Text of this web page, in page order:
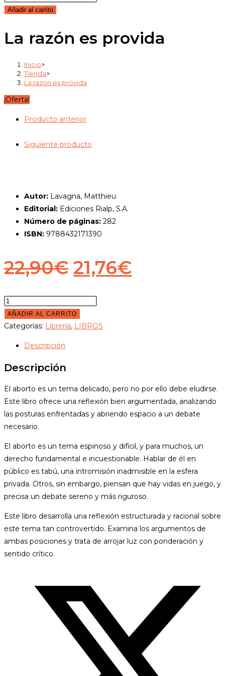
original
era:
actual
es:
razón
provida
cantidad
Añadir al carrito
La razón es provida
Inicio>
Tienda>
La razón es provida
¡Oferta!
Producto anterior
Siguiente producto
Autor: Lavagna, Matthieu
Editorial: Ediciones Rialp, S.A.
Número de páginas: 282
ISBN: 9788432171390
22,90€ El
original
era:
21,76€El
La
razón
es
cantidad
AÑADIR AL CARRITO
Categorías: Librería, LIBROS
Descripción
Descripción
El aborto es un tema delicado, pero no por ello debe eludirse.
Este libro ofrece una reflexión bien argumentada, analizando
las posturas enfrentadas y abriendo espacio a un debate
necesario.
El aborto es un tema espinoso y difícil, y para muchos, un
derecho fundamental e incuestionable. Hablar de él en
público es tabú, una intromisión inadmisible en la esfera
privada. Otros, sin embargo, piensan que hay vidas en juego, y
precisa un debate sereno y más riguroso.
Este libro desarrolla una reflexión estructurada y racional sobre
este tema tan controvertido. Examina los argumentos de
ambas posiciones y trata de arrojar luz con ponderación y
sentido crítico.